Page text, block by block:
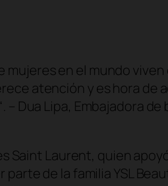
en el mundo viven
atención y es hora de
“. – Dua Lipa, Embajadora
Saint Laurent, quien
de la familia YSL